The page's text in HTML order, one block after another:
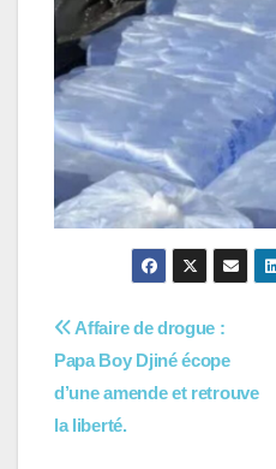
Navigation
de
l’article
Affaire de drogue :
Papa Boy Djiné écope
d’une amende et retrouve
la liberté.